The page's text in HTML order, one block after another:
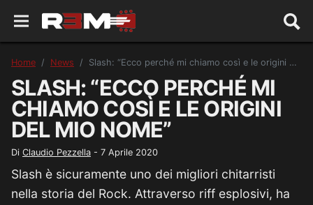
Home News Slash: “Ecco perché mi chiamo così e le origini del mio nome”
SLASH: “ECCO PERCHÉ MI
CHIAMO COSÌ E LE ORIGINI
DEL MIO NOME”
Di Claudio Pezzella - 7 Aprile 2020
Slash è sicuramente uno dei migliori chitarristi
nella storia del Rock. Attraverso riff esplosivi, ha